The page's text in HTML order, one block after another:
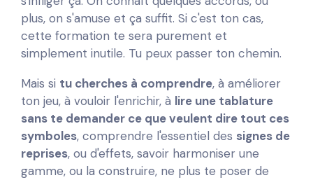
plus, on s'amuse et ça suffit. Si c'est ton cas,
cette formation te sera purement et
simplement inutile. Tu peux passer ton chemin.
Mais si tu cherches à comprendre, à améliorer
ton jeu, à vouloir l'enrichir, à lire une tablature
sans te demander ce que veulent dire tout ces
symboles, comprendre l'essentiel des signes de
reprises, ou d'effets, savoir harmoniser une
gamme, ou la construire, ne plus te poser de